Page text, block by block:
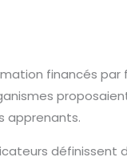
financés par
apprenants.
définissent